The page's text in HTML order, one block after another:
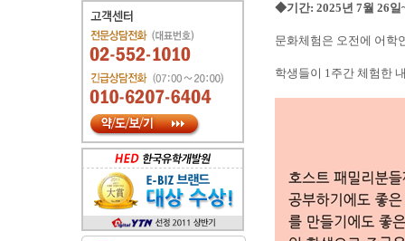
◆기간: 2025년 7월 26일
문화체험은 오전에 어학
학생들이 1주간 체험한